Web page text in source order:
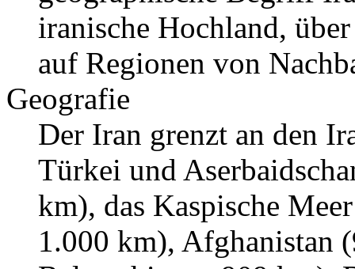
iranische Hochland,
auf Regionen von
Geografie
Der Iran grenzt an den
Türkei und
km), das Kaspische
1.000 km), Afghanistan